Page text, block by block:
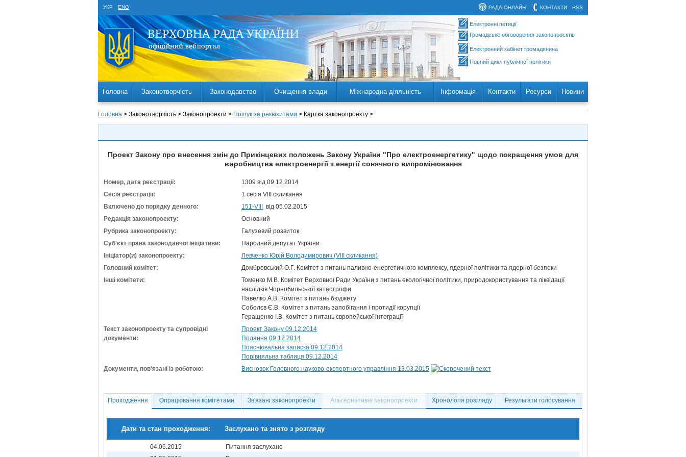
УКР ENG RSS
КОНТАКТИ
РАДА ОНЛАЙН
Електронні петиції
Громадське обговорення законопроєктів
Електронний кабінет громадянина
Повний цикл публічної політики
Головна Законотворчість Законодавство Очищення влади Міжнародна діяльність Інформація Контакти Ресурси Новини
Головна > Законотворчість > Законопроекти > Пошук за реквізитами > Картка законопроекту >
Проект Закону про внесення змін до Прикінцевих положень Закону України "Про електроенергетику" щодо покращення умов для
виробництва електроенергії з енергії сонячного випромінювання
Номер, дата реєстрації:
1309 від 09.12.2014
Сесія реєстрації:
1 сесія VIII скликання
Включено до порядку денного:
151-VIII
від 05.02.2015
Редакція законопроекту:
Основний
Рубрика законопроекту:
Галузевий розвиток
Суб'єкт права законодавчої ініціативи:
Народний депутат України
Ініціатор(и) законопроекту:
Левченко Юрій Володимирович (VIII скликання)
Головний комітет:
Домбровський О.Г. Комітет з питань паливно-енергетичного комплексу, ядерної політики та ядерної безпеки
Інші комітети:
Томенко М.В. Комітет Верховної Ради України з питань екологічної політики, природокористування та ліквідації
наслідків Чорнобильської катастрофи
Павелко А.В. Комітет з питань бюджету
Соболєв Є.В. Комітет з питань запобігання і протидії корупції
Геращенко І.В. Комітет з питань європейської інтеграції
Текст законопроекту та супровідні
документи:
Проект Закону 09.12.2014
Подання 09.12.2014
Пояснювальна записка 09.12.2014
Порівняльна таблиця 09.12.2014
Документи, пов'язані із роботою:
Висновок Головного науково-експертного управління 13.03.2015
Проходження Опрацювання комітетами Зв'язані законопроекти Альтернативні законопроекти Хронологія розгляду Результати голосування
Дати та стан проходження: Заслухано та знято з розгляду
04.06.2015
Питання заслухано